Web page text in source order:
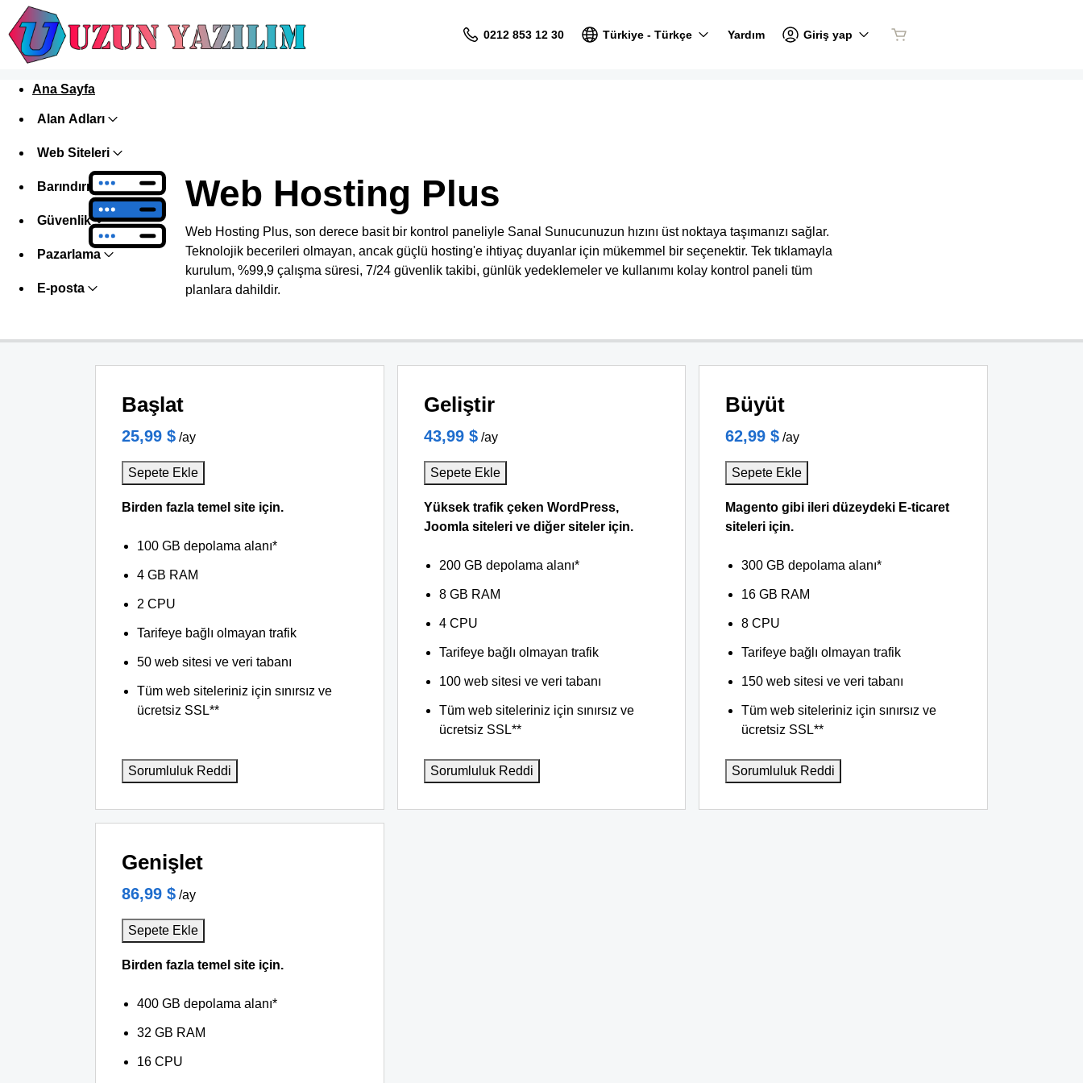
0212 853 12 30 Türkiye - Türkçe Yardım Giriş yap
Ana Sayfa
Alan Adları
Web Siteleri
Barındırma
Güvenlik
Pazarlama
E-posta
Web Hosting Plus
Web Hosting Plus, son derece basit bir kontrol paneliyle Sanal Sunucunuzun hızını üst noktaya taşımanızı sağlar.
Teknolojik becerileri olmayan, ancak güçlü hosting'e ihtiyaç duyanlar için mükemmel bir seçenektir. Tek tıklamayla
kurulum, %99,9 çalışma süresi, 7/24 güvenlik takibi, günlük yedeklemeler ve kullanımı kolay kontrol paneli tüm
planlara dahildir.
Başlat
25,99 $ /ay
Sepete Ekle
Birden fazla temel site için.
100 GB depolama alanı*
4 GB RAM
2 CPU
Tarifeye bağlı olmayan trafik
50 web sitesi ve veri tabanı
Tüm web siteleriniz için sınırsız ve
ücretsiz SSL**
Sorumluluk Reddi
Geliştir
43,99 $ /ay
Sepete Ekle
Yüksek trafik çeken WordPress,
Joomla siteleri ve diğer siteler için.
200 GB depolama alanı*
8 GB RAM
4 CPU
Tarifeye bağlı olmayan trafik
100 web sitesi ve veri tabanı
Tüm web siteleriniz için sınırsız ve
ücretsiz SSL**
Sorumluluk Reddi
Büyüt
62,99 $ /ay
Sepete Ekle
Magento gibi ileri düzeydeki E-ticaret
siteleri için.
300 GB depolama alanı*
16 GB RAM
8 CPU
Tarifeye bağlı olmayan trafik
150 web sitesi ve veri tabanı
Tüm web siteleriniz için sınırsız ve
ücretsiz SSL**
Sorumluluk Reddi
Genişlet
86,99 $ /ay
Sepete Ekle
Birden fazla temel site için.
400 GB depolama alanı*
32 GB RAM
16 CPU